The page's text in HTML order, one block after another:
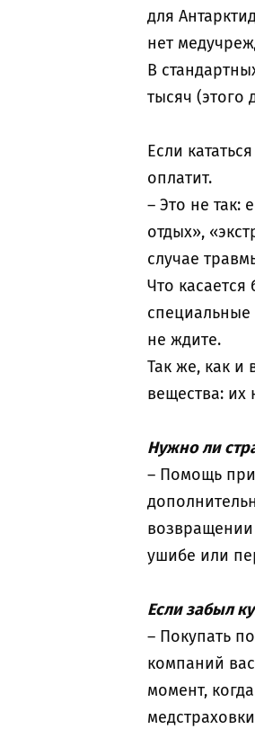
для
нет
В
тысяч (этого
Если
оплатит.
– Это не так:
отдых»,
случае
Что
не ждите.
Так же, как и
вещества: их
Нужно ли
– Помощь при
ушибе или
Если забыл
– Покупать
компаний
момент,